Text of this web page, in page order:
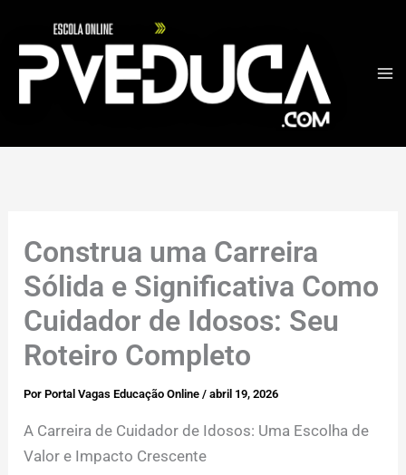
Construa uma Carreira
Sólida e Significativa Como
Cuidador de Idosos: Seu
Roteiro Completo
PorPortal Vagas Educação Online/abril 19, 2026
A Carreira de Cuidador de Idosos: Uma Escolha de
Valor e Impacto Crescente